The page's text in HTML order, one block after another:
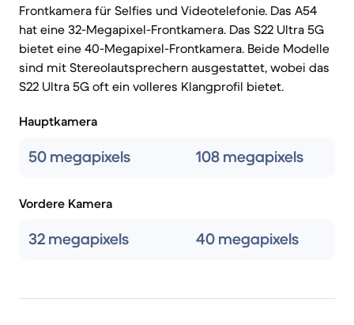
Frontkamera für Selfies und Videotelefonie. Das A54
hat eine 32-Megapixel-Frontkamera. Das S22 Ultra 5G
bietet eine 40-Megapixel-Frontkamera. Beide Modelle
sind mit Stereolautsprechern ausgestattet, wobei das
S22 Ultra 5G oft ein volleres Klangprofil bietet.
Hauptkamera
50 megapixels 108 megapixels
Vordere Kamera
32 megapixels 40 megapixels